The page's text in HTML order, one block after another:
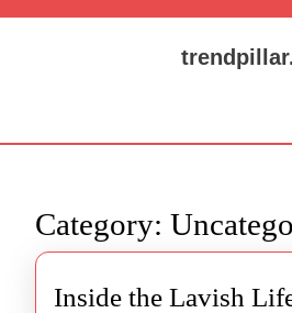
Category:
Inside the Lavish